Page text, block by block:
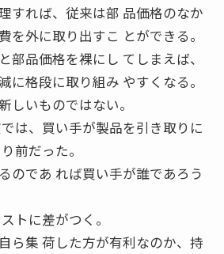
すれば、従来は部 品価格のなか
を外に取り出すこ とができる。
部品価格を裸にし てしまえば、
に格段に取り組み やすくなる。
しいものではない。
は、買い手が製品を引き取りに
前だった。
のであ れば買い手が誰であろう
トに差がつく。
ら集 荷した方が有利なのか、持